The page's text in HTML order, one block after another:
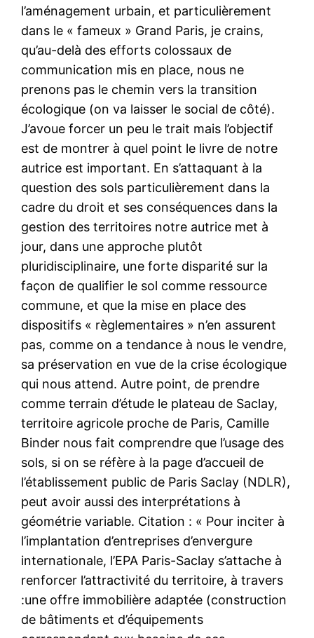
l’aménagement urbain, et particulièrement
dans le « fameux » Grand Paris, je crains,
qu’au-delà des efforts colossaux de
communication mis en place, nous ne
prenons pas le chemin vers la transition
écologique (on va laisser le social de côté).
J’avoue forcer un peu le trait mais l’objectif
est de montrer à quel point le livre de notre
autrice est important. En s’attaquant à la
question des sols particulièrement dans la
cadre du droit et ses conséquences dans la
gestion des territoires notre autrice met à
jour, dans une approche plutôt
pluridisciplinaire, une forte disparité sur la
façon de qualifier le sol comme ressource
commune, et que la mise en place des
dispositifs « règlementaires » n’en assurent
pas, comme on a tendance à nous le vendre,
sa préservation en vue de la crise écologique
qui nous attend. Autre point, de prendre
comme terrain d’étude le plateau de Saclay,
territoire agricole proche de Paris, Camille
Binder nous fait comprendre que l’usage des
sols, si on se réfère à la page d’accueil de
l’établissement public de Paris Saclay (NDLR),
peut avoir aussi des interprétations à
géométrie variable. Citation : « Pour inciter à
l’implantation d’entreprises d’envergure
internationale, l’EPA Paris-Saclay s’attache à
renforcer l’attractivité du territoire, à travers
:une offre immobilière adaptée (construction
de bâtiments et d’équipements